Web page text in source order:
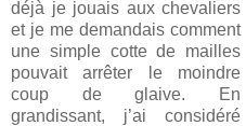
déjà je jouais aux chevaliers
et je me demandais comment
une simple cotte de mailles
pouvait arrêter le moindre
coup de glaive. En
grandissant, j’ai considéré